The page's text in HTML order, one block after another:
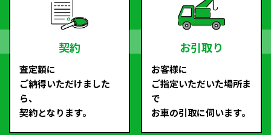
契約
査定額に
ご納得いただけました
ら、
契約となります。
お引取り
お客様に
ご指定いただいた場所ま
で
お車の引取に伺います。